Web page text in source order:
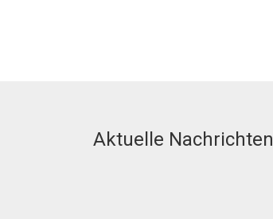
Aktuelle Nachrichten